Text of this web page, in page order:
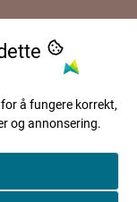
å fungere korrekt,
og annonsering.